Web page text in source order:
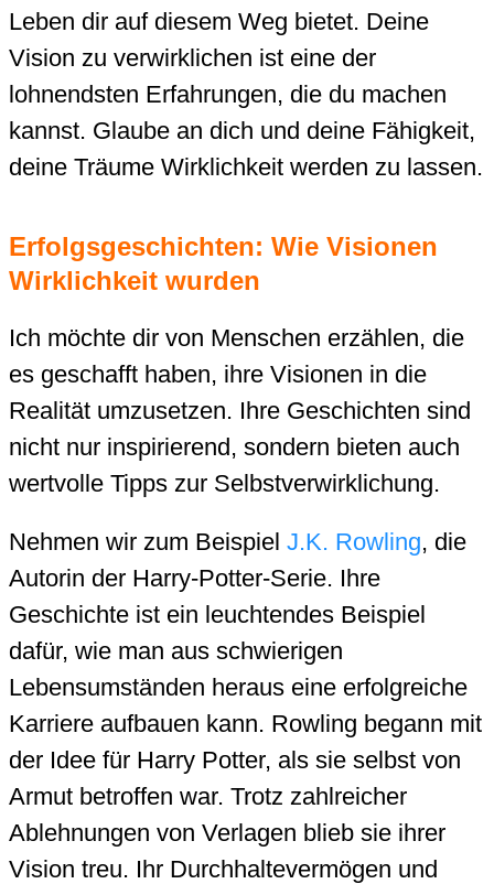
Leben dir auf diesem Weg bietet. Deine
Vision zu verwirklichen ist eine der
lohnendsten Erfahrungen, die du machen
kannst. Glaube an dich und deine Fähigkeit,
deine Träume Wirklichkeit werden zu lassen.
Erfolgsgeschichten: Wie Visionen
Wirklichkeit wurden
Ich möchte dir von Menschen erzählen, die
es geschafft haben, ihre Visionen in die
Realität umzusetzen. Ihre Geschichten sind
nicht nur inspirierend, sondern bieten auch
wertvolle Tipps zur Selbstverwirklichung.
Nehmen wir zum Beispiel J.K. Rowling, die
Autorin der Harry-Potter-Serie. Ihre
Geschichte ist ein leuchtendes Beispiel
dafür, wie man aus schwierigen
Lebensumständen heraus eine erfolgreiche
Karriere aufbauen kann. Rowling begann mit
der Idee für Harry Potter, als sie selbst von
Armut betroffen war. Trotz zahlreicher
Ablehnungen von Verlagen blieb sie ihrer
Vision treu. Ihr Durchhaltevermögen und